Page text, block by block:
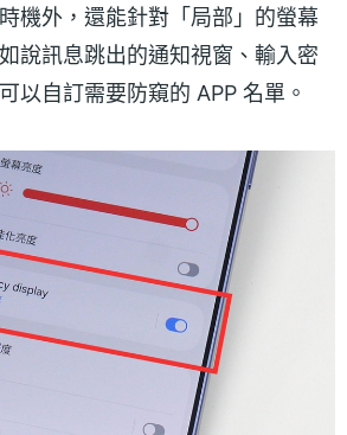
機外，還能針對「局部」的螢幕
說訊息跳出的通知視窗、輸入密
以自訂需要防窺的 APP 名單。